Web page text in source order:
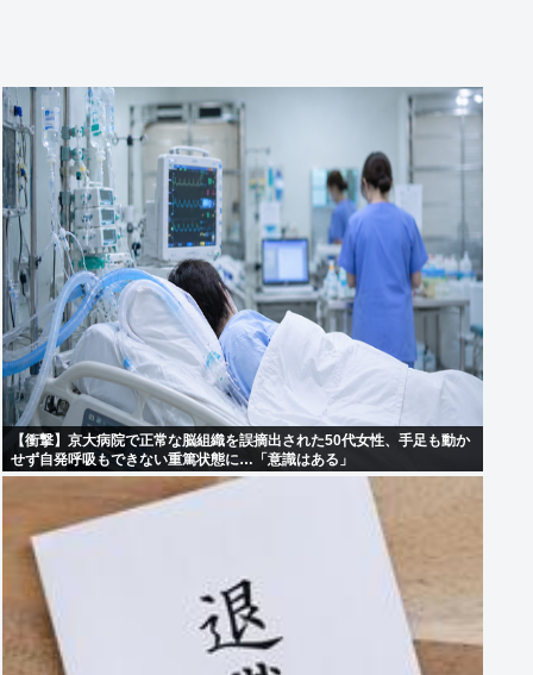
【衝撃】京大病院で正常な脳組織を誤摘出された50代女性、手足も動か
せず自発呼吸もできない重篤状態に…「意識はある」